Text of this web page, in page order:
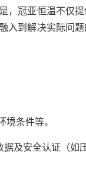
，冠亚恒温不仅
入到解决实际问
条件等。
及安全认证（如